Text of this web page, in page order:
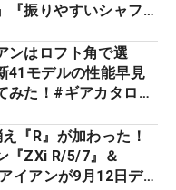
『振りやすいシャフ
プロセッティング
ンはロフト角で選
モデルの性能早見
みた！#ギアカタログ
え『R』が加わった！
『ZXi R/5/7』＆
イアンが9月12日デ